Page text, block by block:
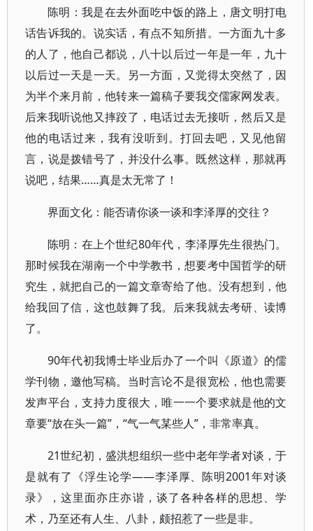
陈明：我是在去外面吃中饭的路上，唐文明打电
话告诉我的。说实话，有点不知所措。一方面九十多
的人了，他自己都说，八十以后过一年是一年，九十
以后过一天是一天。另一方面，又觉得太突然了，因
为半个来月前，他转来一篇稿子要我交儒家网发表。
后来我听说他又摔跤了，电话过去无接听，然后又是
他的电话过来，我有没听到。打回去吧，又见他留
言，说是拨错号了，并没什么事。既然这样，那就再
说吧，结果……真是太无常了！
界面文化：能否请你谈一谈和李泽厚的交往？
陈明：在上个世纪80年代，李泽厚先生很热门。
那时候我在湖南一个中学教书，想要考中国哲学的研
究生，就把自己的一篇文章寄给了他。没有想到，他
给我回了信，这也鼓舞了我。后来我就去考研、读博
了。
90年代初我博士毕业后办了一个叫《原道》的儒
学刊物，邀他写稿。当时言论不是很宽松，他也需要
发声平台，支持力度很大，唯一一个要求就是他的文
章要“放在头一篇”，“气一气某些人”，非常率真。
21世纪初，盛洪想组织一些中老年学者对谈，于
是就有了《浮生论学——李泽厚、陈明2001年对谈
录》，这里面亦庄亦谐，谈了各种各样的思想、学
术，乃至还有人生、八卦，颇招惹了一些是非。